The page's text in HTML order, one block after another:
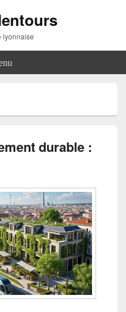
lyonnaise
durable :